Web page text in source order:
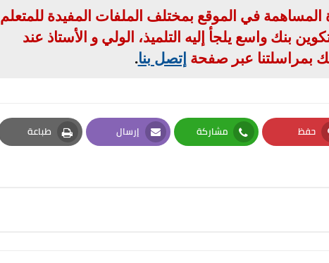
المساهمة في الموقع بمختلف الملفات المفيدة للمتعلم
بنك واسع يلجأ إليه التلميذ، الولي و الأستاذ عند
بمراسلتنا عبر صفحة إتصل بنا.
حفظ
Pinterest
مشاركة
Whatsapp
إرسال
Email
طباعة
Print